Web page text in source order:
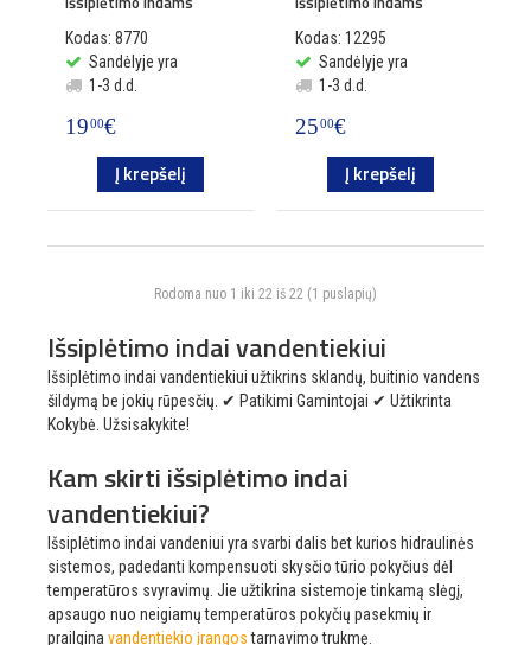
Kodas: 8770
Sandėlyje yra
1-3 d.d.
1900€
Į krepšelį
Kodas: 12295
Sandėlyje yra
1-3 d.d.
2500€
Į krepšelį
Rodoma nuo 1 iki 22 iš 22 (1 puslapių)
Išsiplėtimo indai vandentiekiui
Išsiplėtimo indai vandentiekiui užtikrins sklandų, buitinio vandens
šildymą be jokių rūpesčių. ✔ Patikimi Gamintojai ✔ Užtikrinta
Kokybė. Užsisakykite!
Kam skirti išsiplėtimo indai
vandentiekiui?
Išsiplėtimo indai vandeniui yra svarbi dalis bet kurios hidraulinės
sistemos, padedanti kompensuoti skysčio tūrio pokyčius dėl
temperatūros svyravimų. Jie užtikrina sistemoje tinkamą slėgį,
apsaugo nuo neigiamų temperatūros pokyčių pasekmių ir
prailginavandentiekio įrangostarnavimo trukmę.